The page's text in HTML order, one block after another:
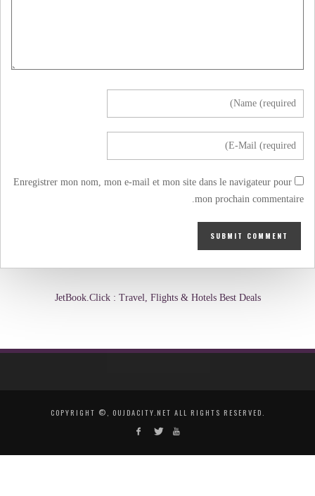
Enregistrer mon nom, mon e-mail et mon site dans le navigateur pour
mon prochain commentaire.
JetBook.Click : Travel, Flights & Hotels Best Deals
COPYRIGHT ©, OUJDACITY.NET ALL RIGHTS RESERVED.